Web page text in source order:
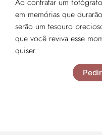
em memórias que
serão um tesouro
que você reviva esse
quiser.